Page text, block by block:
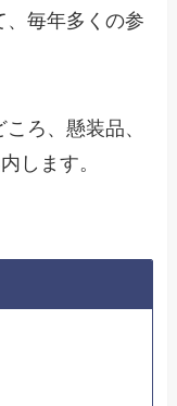
、毎年多くの参
ろ、懸装品、
します。